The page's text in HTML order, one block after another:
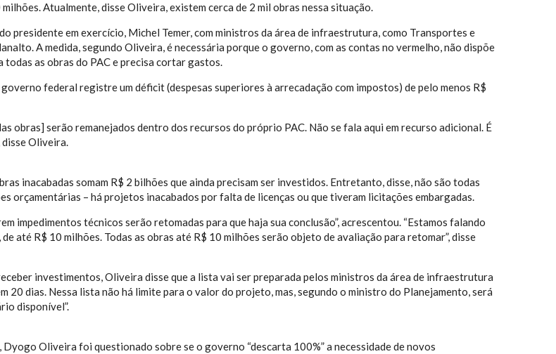
Atualmente, disse Oliveira, existem cerca de 2 mil obras nessa situação.
presidente em exercício, Michel Temer, com ministros da área de infraestrutura, como Transportes e
A medida, segundo Oliveira, é necessária porque o governo, com as contas no vermelho, não dispõe
todas as obras do PAC e precisa cortar gastos.
federal registre um déficit (despesas superiores à arrecadação com impostos) de pelo menos R$
obras] serão remanejados dentro dos recursos do próprio PAC. Não se fala aqui em recurso adicional. É
Oliveira.
inacabadas somam R$ 2 bilhões que ainda precisam ser investidos. Entretanto, disse, não são todas
orçamentárias – há projetos inacabados por falta de licenças ou que tiveram licitações embargadas.
impedimentos técnicos serão retomadas para que haja sua conclusão”, acrescentou. “Estamos falando
até R$ 10 milhões. Todas as obras até R$ 10 milhões serão objeto de avaliação para retomar”, disse
investimentos, Oliveira disse que a lista vai ser preparada pelos ministros da área de infraestrutura
20 dias. Nessa lista não há limite para o valor do projeto, mas, segundo o ministro do Planejamento, será
disponível”.
Oliveira foi questionado sobre se o governo “descarta 100%” a necessidade de novos